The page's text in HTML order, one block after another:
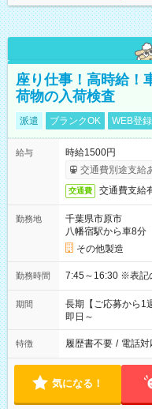
座り仕事！高時給！
荷物の入荷検査
派遣 ブランクOK WEB登
給与
時給1500円
交通費別途支給
交通費 交通費支給
勤務地
千葉県市原市
八幡宿駅から車8分
その他製造
勤務時間 7:45～
期間
長期【ご応募から1
即日～
特徴 履歴書不要 / 電話対
気になる！